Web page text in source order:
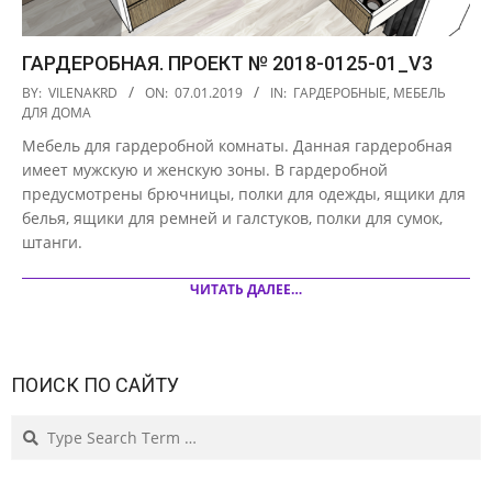
ГАРДЕРОБНАЯ. ПРОЕКТ № 2018-0125-01_V3
2019-
01-
07
BY: VILENAKRD ON: 07.01.2019 IN: ГАРДЕРОБНЫЕ, МЕБЕЛЬ
ДЛЯ ДОМА
Мебель для гардеробной комнаты. Данная гардеробная
имеет мужскую и женскую зоны. В гардеробной
предусмотрены брючницы, полки для одежды, ящики для
белья, ящики для ремней и галстуков, полки для сумок,
штанги.
ЧИТАТЬ ДАЛЕЕ…
ПОИСК ПО САЙТУ
Search